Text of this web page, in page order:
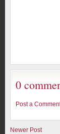
0
Post a
Newer Post